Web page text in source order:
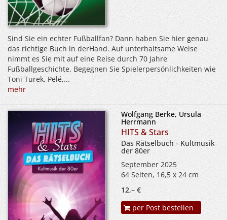
Sind Sie ein echter Fußballfan? Dann haben Sie hier genau
das richtige Buch in derHand. Auf unterhaltsame Weise
nimmt es Sie mit auf eine Reise durch 70 Jahre
Fußballgeschichte. Begegnen Sie Spielerpersönlichkeiten wie
Toni Turek, Pelé,...
mehr
Wolfgang Berke, Ursula
Herrmann
HITS & Stars
Das Rätselbuch - Kultmusik
der 80er
September 2025
64 Seiten, 16,5 x 24 cm
12,– €
per Post bestellen